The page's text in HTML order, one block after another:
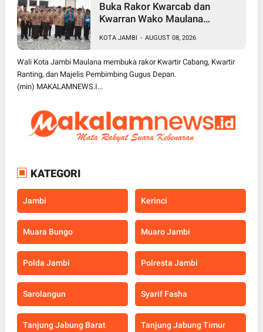
Buka Rakor Kwarcab dan
Kwarran Wako Maulana
Kemas Faried Targetkan 1.000
Pramuka Garuda
KOTA JAMBI - AUGUST 08, 2026
Wali Kota Jambi Maulana membuka rakor Kwartir Cabang, Kwartir
Ranting, dan Majelis Pembimbing Gugus Depan.
(min) MAKALAMNEWS.I...
KATEGORI
Jambi Kerinci
Muara Bungo Muaro Jambi
Polda Jambi Polresta Jambi
Sarolangun Syarif Fasha
Tanjung Jabung Barat Tanjung Jabung Timur